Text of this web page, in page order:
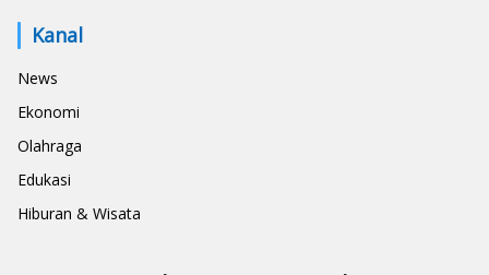
Kanal
News
Ekonomi
Olahraga
Edukasi
Hiburan & Wisata